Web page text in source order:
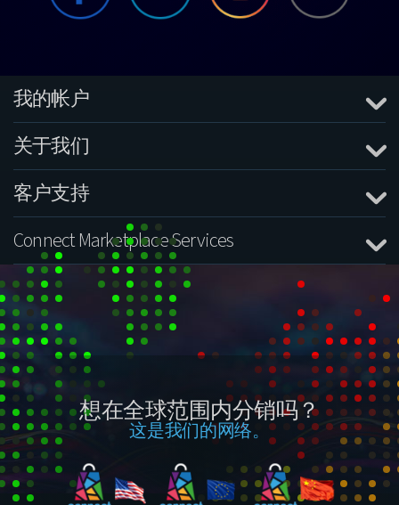
我的帐户
关于我们
客户支持
Connect Marketplace Services
想在全球范围内分销吗？
这是我们的网络。